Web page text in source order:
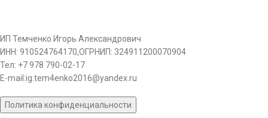
ИП Темченко Игорь Александрович
ИНН: 910524764170,ОГРНИП: 324911200070904
Тел: +7 978 790-02-17
E-mail:ig.tem4enko2016@yandex.ru
Политика конфиденциальности